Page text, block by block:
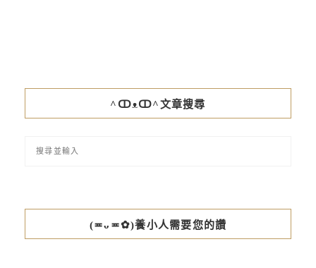
^ↀᴥↀ^文章搜尋
(≖ᴗ≖✿)養小人需要您的讚